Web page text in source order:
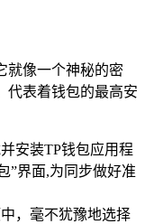
就像一个神秘的密
代表着钱包的最高安
安装TP钱包应用程
”界面,为同步做好准
，毫不犹豫地选择